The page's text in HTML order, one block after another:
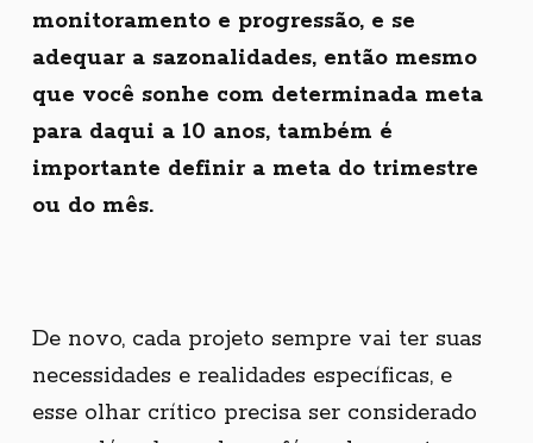
monitoramento e progressão, e se
adequar a sazonalidades, então mesmo
que você sonhe com determinada meta
para daqui a 10 anos, também é
importante definir a meta do trimestre
ou do mês.
De novo, cada projeto sempre vai ter suas
necessidades e realidades específicas, e
esse olhar crítico precisa ser considerado